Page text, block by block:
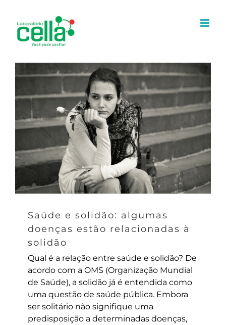
conteúdo
Saúde e solidão: algumas
doenças estão relacionadas à
solidão
Qual é a relação entre saúde e solidão? De
acordo com a OMS (Organização Mundial
de Saúde), a solidão já é entendida como
uma questão de saúde pública. Embora
ser solitário não signifique uma
predisposição a determinadas doenças,